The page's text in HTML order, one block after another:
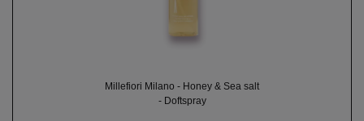
Millefiori Milano - Honey & Sea salt
- Doftspray